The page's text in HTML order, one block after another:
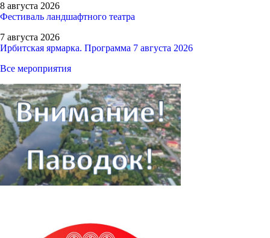
8 августа 2026
Фестиваль ландшафтного театра
7 августа 2026
Ирбитская ярмарка. Программа 7 августа 2026
Все мероприятия